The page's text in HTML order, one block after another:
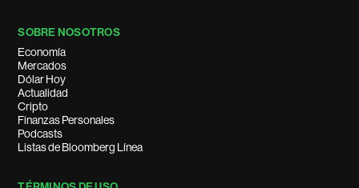
SOBRE NOSOTROS
Economía
Mercados
Dólar Hoy
Actualidad
Cripto
Finanzas Personales
Podcasts
Listas de Bloomberg Línea